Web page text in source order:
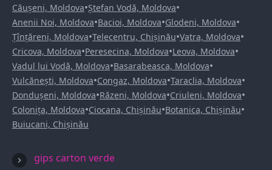
Căușeni, Moldova•Ștefan Vodă, Moldova•
Anenii Noi, Moldova•Bacioi, Moldova•Glodeni, Moldova•
Țînțăreni, Moldova•Telecentru, Chișinău•Vatra, Moldova•
Cricova, Moldova•Peresecina, Moldova•Leova, Moldova•
Vadul lui Vodă, Moldova•Basarabeasca, Moldova•
Vulcănești, Moldova•Congaz, Moldova•Taraclia, Moldova•
Dondușeni, Moldova•Răzeni, Moldova•Criuleni, Moldova•
Colonița, Moldova•Ciocana, Chișinău•Botanica, Chișinău•
Buiucani, Chișinău
gips carton verde